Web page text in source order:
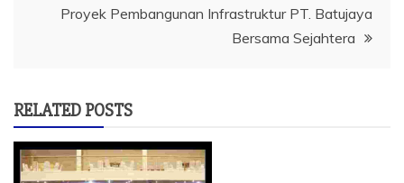
Proyek Pembangunan Infrastruktur PT. Batujaya
Bersama Sejahtera
RELATED POSTS